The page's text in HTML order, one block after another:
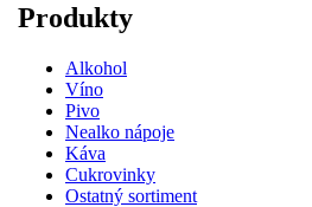
Produkty
Alkohol
Víno
Pivo
Nealko nápoje
Káva
Cukrovinky
Ostatný sortiment